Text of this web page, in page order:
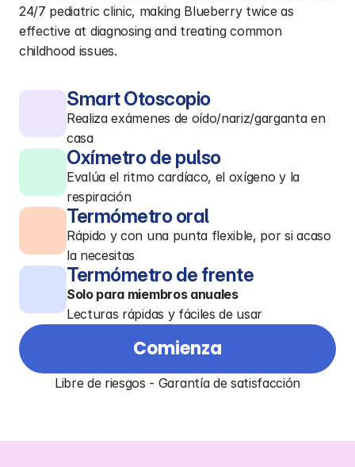
24/7 pediatric clinic, making Blueberry twice as
effective at diagnosing and treating common
childhood issues.
Smart Otoscopio
Realiza exámenes de oído/nariz/garganta en
casa
Oxímetro de pulso
Evalúa el ritmo cardíaco, el oxígeno y la
respiración
Termómetro oral
Rápido y con una punta flexible, por si acaso
la necesitas
Termómetro de frente
Solo para miembros anuales
Lecturas rápidas y fáciles de usar
Comienza
Libre de riesgos - Garantía de satisfacción